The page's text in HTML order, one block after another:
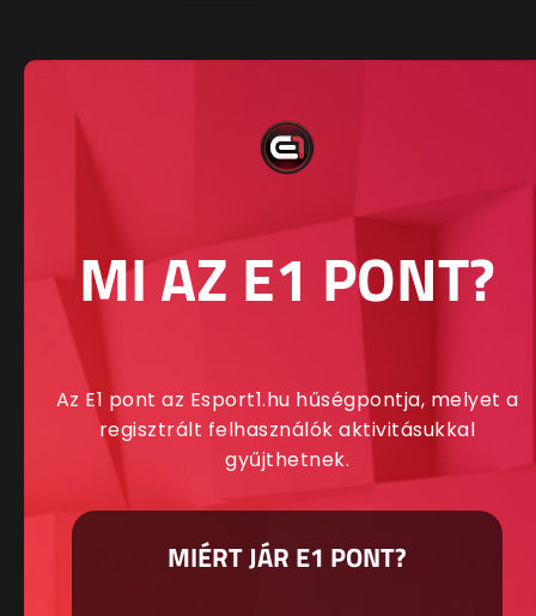
MI AZ E1 PONT?
Az E1 pont az Esport1.hu hűségpontja, melyet a
regisztrált felhasználók aktivitásukkal
gyűjthetnek.
MIÉRT JÁR E1 PONT?